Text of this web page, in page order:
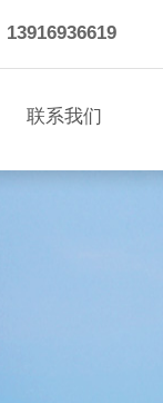
13916936619
联系我们